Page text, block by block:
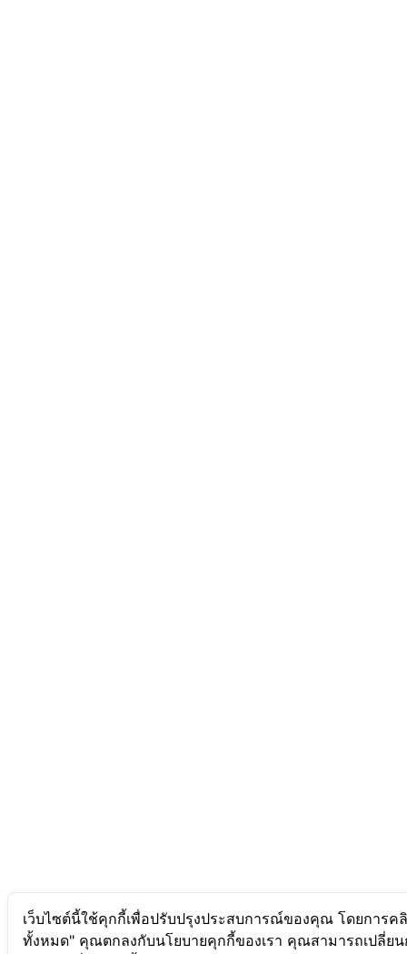
เว็บไซต์นี้ใช้คุกกี้เพื่อปรับปรุงประสบการณ์ของคุณ โดยการค
ทั้งหมด" คุณตกลงกับนโยบายคุกกี้ของเรา คุณสามารถเปลี่ยน